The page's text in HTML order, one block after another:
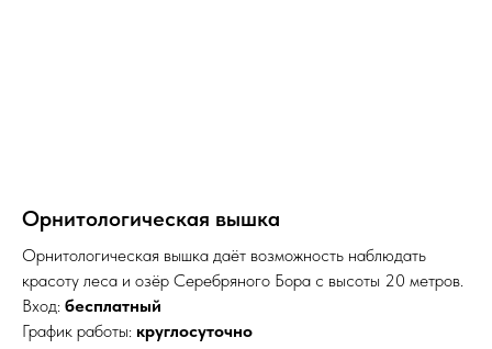
Орнитологическая вышка
Орнитологическая вышка даёт возможность наблюдать
красоту леса и озёр Серебряного Бора с высоты 20 метров.
Вход: бесплатный
График работы: круглосуточно